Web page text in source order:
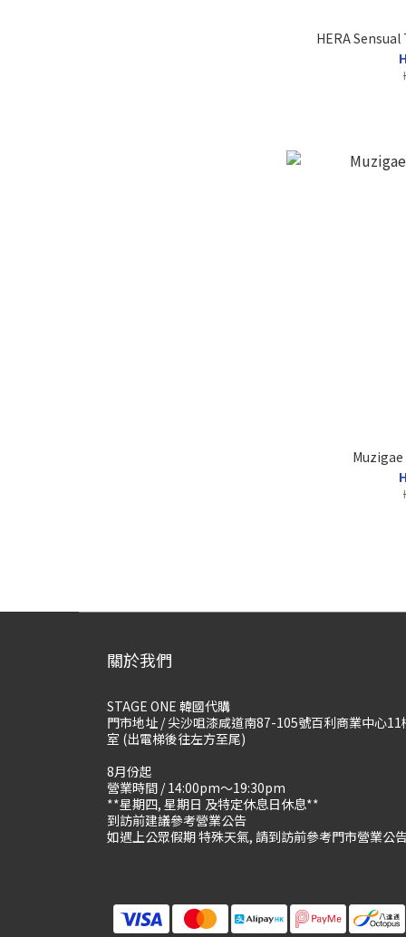
HERA
關於我們
STAGE ONE 韓國代購
門市地址 / 尖沙咀漆咸道南87-105號百利商業中心11
室 (出電梯後往左方至尾)
8月份起
營業時間 / 14:00pm～19:30pm
**星期四, 星期日 及特定休息日休息**
到訪前建議參考營業公告
如遇上公眾假期 特殊天氣, 請到訪前參考門市營業公